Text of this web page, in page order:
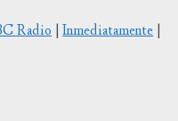
Radio|Inmediatamente